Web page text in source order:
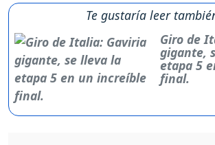
Te gustaría leer
Giro de
gigante,
etapa 5
final.